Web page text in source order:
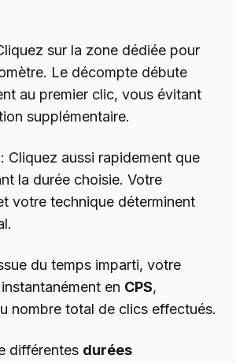
sur la zone dédiée pour
Le décompte débute
au premier clic, vous évitant
supplémentaire.
: Cliquez aussi rapidement que
la durée choisie. Votre
votre technique déterminent
du temps imparti, votre
en CPS,
nombre total de clics effectués.
différentes durées